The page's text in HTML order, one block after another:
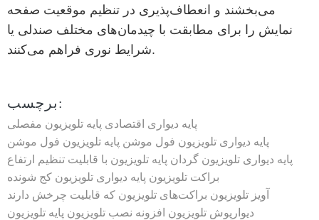
می‌بخشند و انعطاف‌پذیری در تنظیم موقعیت صفحه
نمایش را برای مطابقت با چیدمان‌های مختلف صندلی یا
شرایط نوری فراهم می‌کنند.
برچسب:
پایه تلویزیون مفصلی پایه دیواری اقتصادی
پایه تلویزیون فول موشن پایه دیواری تلویزیون فول موشن
پایه تلویزیون با قابلیت تنظیم ارتفاع پایه دیواری تلویزیون گردان
پایه دیواری تلویزیون کج شونده براکت تلویزیون
براکت‌های تلویزیون که قابلیت چرخش دارند آویز تلویزیون
پایه تلویزیون افزونه نصب تلویزیون دیوارپوش تلویزیون